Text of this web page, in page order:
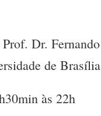
Prof. Dr.
de
às 22h